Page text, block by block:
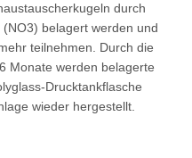
durch
belagert werden und
teilnehmen. Durch die
Monate werden belagerte
Drucktankflasche
wieder hergestellt.